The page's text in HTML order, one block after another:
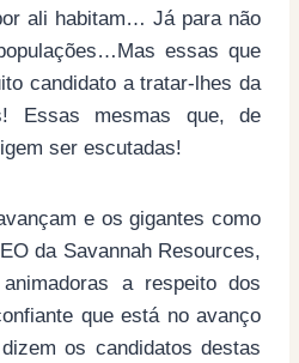
ali habitam… Já para não
essas que
candidato a tratar-lhes da
Essas mesmas que, de
ser escutadas!
e os gigantes como
da Savannah Resources,
a respeito dos
que está no avanço
os candidatos destas